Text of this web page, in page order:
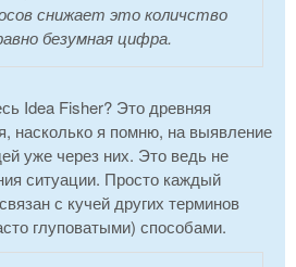
снижает это количство
безумная цифра.
Idea Fisher? Это древняя
насколько я помню, на выявление
уже через них. Это ведь не
ситуации. Просто каждый
с кучей других терминов
глуповатыми) способами.